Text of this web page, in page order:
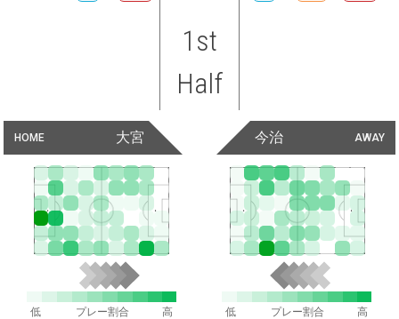
1st
Half
HOME 大宮 AWAY
今治
低 プレー割合 高 低 プレー割合 高